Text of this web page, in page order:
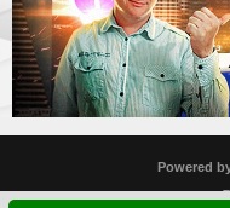
Powered